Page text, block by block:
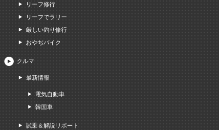
リーフ修行
リーフでラリー
厳しい釣り修行
おやぢバイク
クルマ
最新情報
電気自動車
韓国車
試乗＆解説リポート